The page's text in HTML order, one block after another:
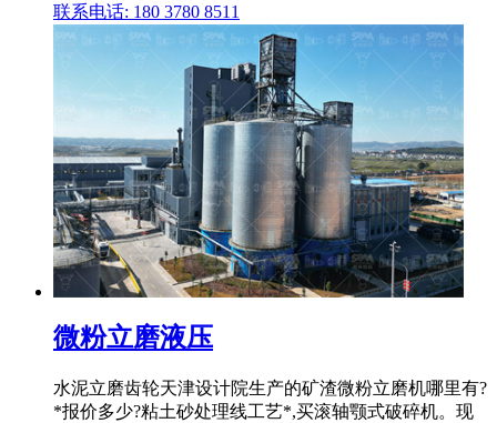
联系电话: 180 3780 8511
微粉立磨液压
水泥立磨齿轮天津设计院生产的矿渣微粉立磨机哪里有?
*报价多少?粘土砂处理线工艺*,买滚轴颚式破碎机。现